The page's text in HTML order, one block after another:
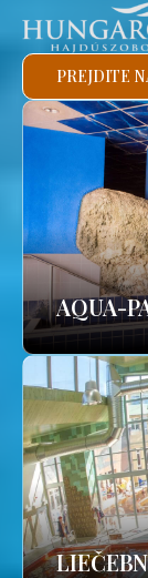
PREJDITE
AQUA-